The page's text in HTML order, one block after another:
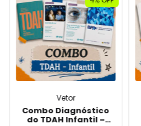
Vetor
Combo Diagnóstico
do TDAH Infantil –